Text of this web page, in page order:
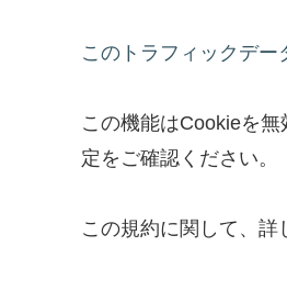
このトラフィックデー
この機能はCookieを
定をご確認ください。
この規約に関して、詳